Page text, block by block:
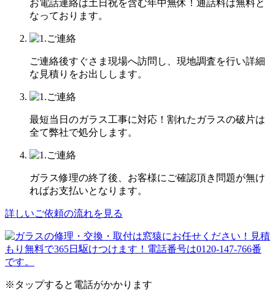
お電話連絡は土日祝を含む年中無休！通話料は無料と
なっております。
ご連絡後すぐさま現場へ訪問し、現地調査を行い詳細
な見積りをお出しします。
最短当日のガラス工事に対応！割れたガラスの破片は
全て弊社で処分します。
ガラス修理の終了後、お客様にご確認頂き問題が無け
ればお支払いとなります。
詳しいご依頼の流れを見る
※タップすると電話がかかります